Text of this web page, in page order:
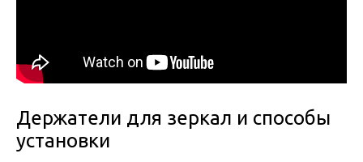
Держатели для зеркал и способы
установки